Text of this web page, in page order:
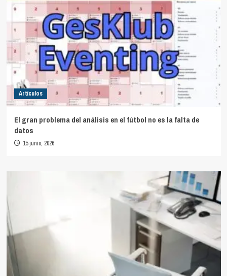
Artículos
El gran problema del análisis en el fútbol no es la falta de
datos
15 junio, 2026